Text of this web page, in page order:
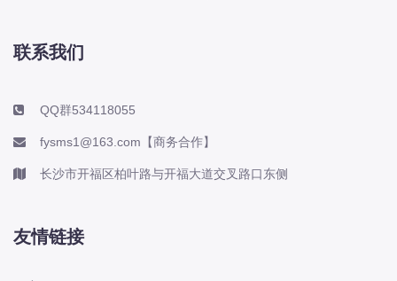
联系我们
QQ群534118055
fysms1@163.com【商务合作】
长沙市开福区柏叶路与开福大道交叉路口东侧
友情链接